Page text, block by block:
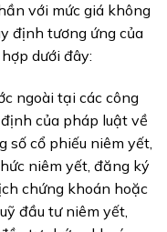
với mức giá không
định tương ứng của
dưới đây:
ngoài tại các công
của pháp luật về
số cổ phiếu niêm yết,
niêm yết, đăng ký
chứng khoán hoặc
đầu tư niêm yết,